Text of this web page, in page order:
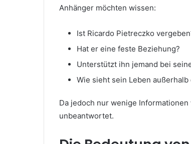
Anhänger möchten wissen:
Ist Ricardo Pietreczko
Hat er eine feste Beziehung?
Unterstützt ihn jemand bei
Wie sieht sein Leben
Da jedoch nur wenige
unbeantwortet.